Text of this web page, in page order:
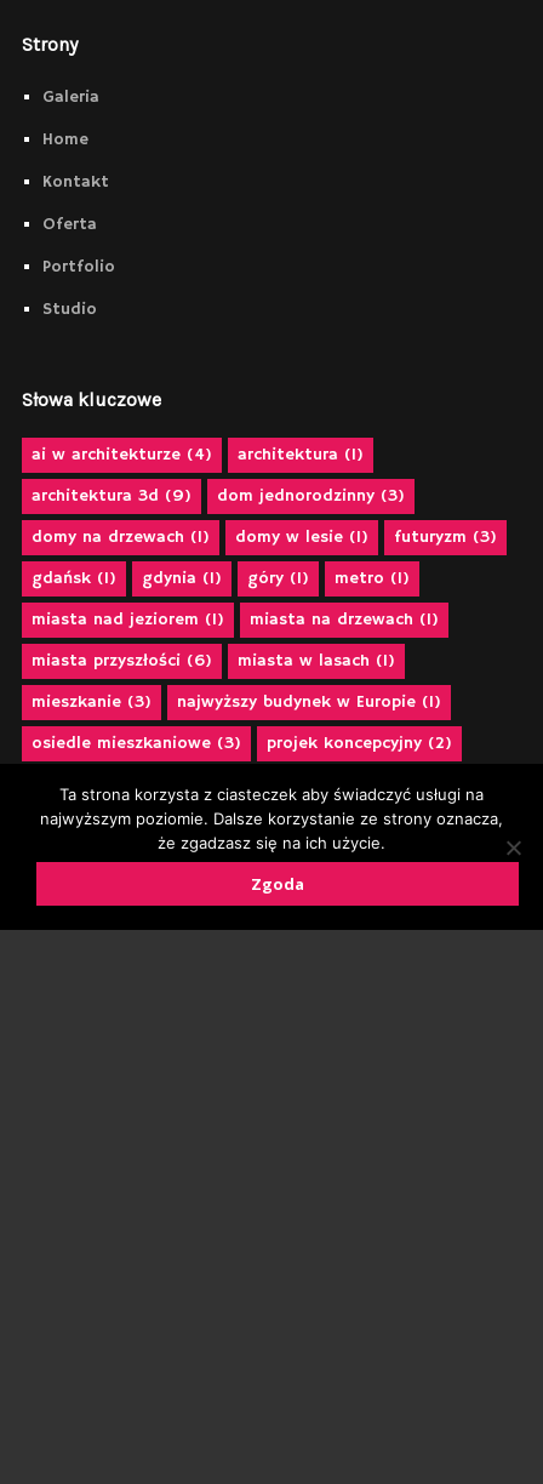
Strony
Galeria
Home
Kontakt
Oferta
Portfolio
Studio
Słowa kluczowe
ai w architekturze(4) architektura (1)
architektura 3d (9) dom jednorodzinny(3)
domy na drzewach (1) domy w lesie(1) futuryzm (3)
gdańsk(1) gdynia (1) góry(1) metro (1)
miasta nad jeziorem (1) miasta na drzewach (1)
miasta przyszłości(6) miasta w lasach (1)
mieszkanie(3) najwyższy budynek w Europie(1)
osiedle mieszkaniowe(3) projek koncepcyjny(2)
projekt 3d
(12) projekt apartamentu
(2)
projekt architektoniczny(2) projekt kawalerki (2)
projekt miast(1) projekt mieszkania(3)
projektubranistyczny(9) projekt urbanistyczny(2)
Ta strona korzysta z ciasteczek aby świadczyć usługi na
najwyższym poziomie. Dalsze korzystanie ze strony oznacza,
że zgadzasz się na ich użycie.
Zgoda